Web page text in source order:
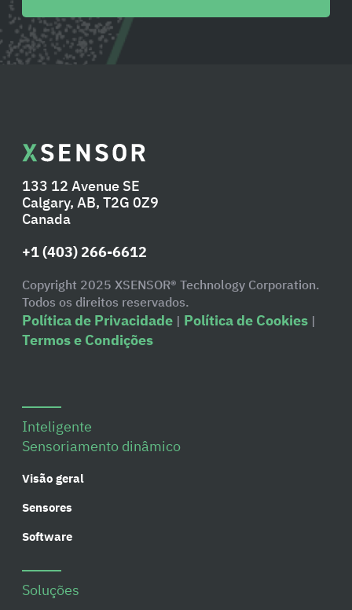
133 12 Avenue SE
Calgary, AB, T2G 0Z9
Canada
+1 (403) 266-6612
Copyright 2025 XSENSOR® Technology Corporation.
Todos os direitos reservados.
Política de Privacidade | Política de Cookies |
Termos e Condições
Inteligente
Sensoriamento dinâmico
Visão geral
Sensores
Software
Soluções